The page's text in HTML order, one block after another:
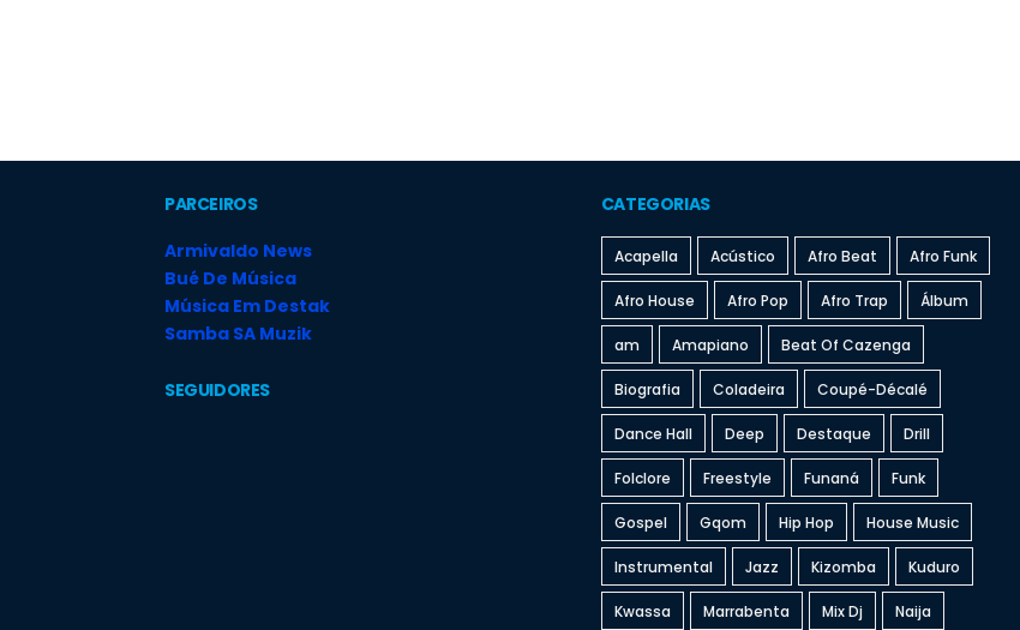
PARCEIROS
Armivaldo News
Bué De Música
Música Em Destak
Samba SA Muzik
SEGUIDORES
CATEGORIAS
Acapella Acústico Afro Beat Afro Funk
Afro House Afro Pop Afro Trap Álbum
am Amapiano Beat Of Cazenga
Biografia Coladeira Coupé-Décalé
Dance Hall Deep Destaque Drill
Folclore Freestyle Funaná Funk
Gospel Gqom Hip Hop House Music
Instrumental Jazz Kizomba Kuduro
Kwassa Marrabenta Mix Dj Naija